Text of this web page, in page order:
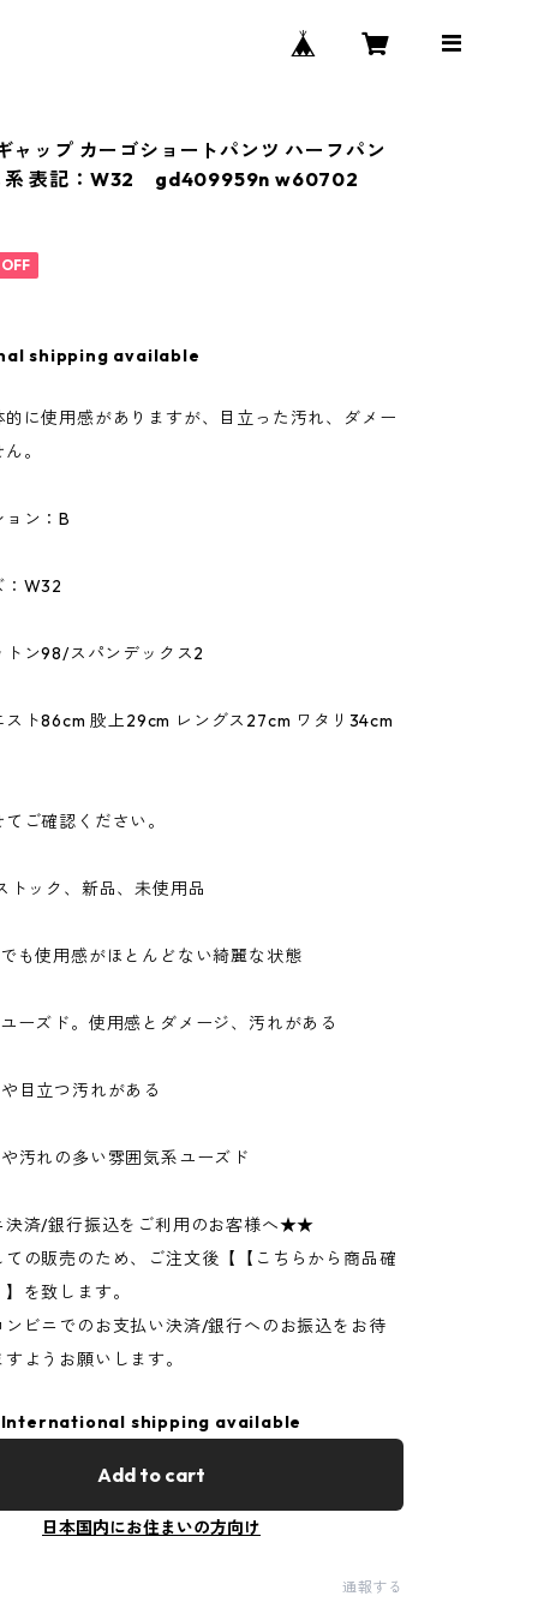
ャップ カーゴショートパンツ ハーフパン
系 表記：W32 gd409959n w60702
shipping available
に使用感がありますが、目立った汚れ、ダメー
。
ン：B
W32
ン98/スパンデックス2
ト86cm 股上29cm レングス27cm ワタリ34cm
ご確認ください。
トック、新品、未使用品
も使用感がほとんどない綺麗な状態
ーズド。使用感とダメージ、汚れがある
目立つ汚れがある
汚れの多い雰囲気系ユーズド
済/銀行振込をご利用のお客様へ★★
の販売のため、ご注文後【【こちらから商品確
を致します。
ンビニでのお支払い決済/銀行へのお振込をお待
ようお願いします。
International shipping available
Add to cart
日本国内にお住まいの方向け
通報する